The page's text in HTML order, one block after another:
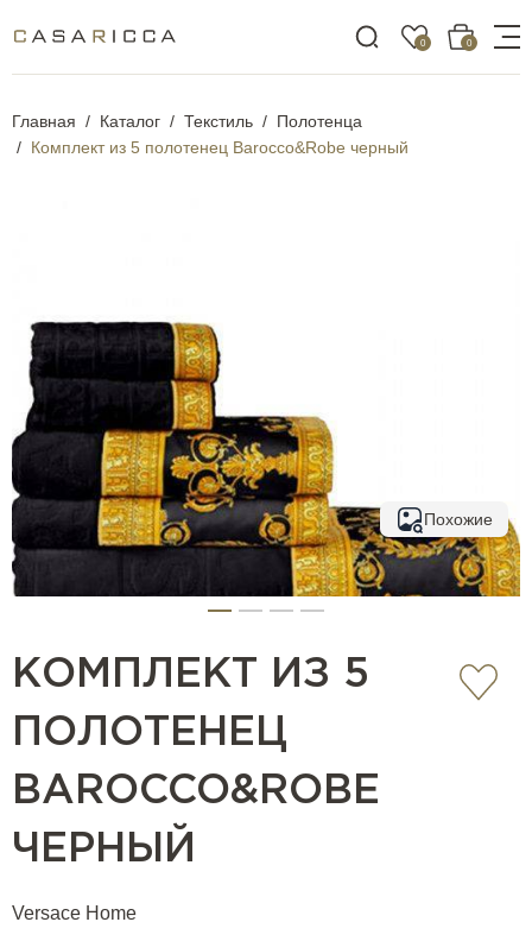
0 0
Главная Каталог Текстиль
Полотенца
Комплект из 5 полотенец Barocco&Robe черный
Похожие
КОМПЛЕКТ ИЗ 5
ПОЛОТЕНЕЦ
BAROCCO&ROBE
ЧЕРНЫЙ
Versace Home